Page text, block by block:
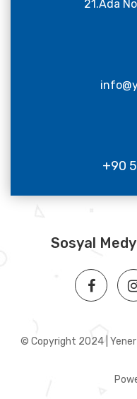
21.Ada
+90
Sosyal
© Copyright 2024 | Yener